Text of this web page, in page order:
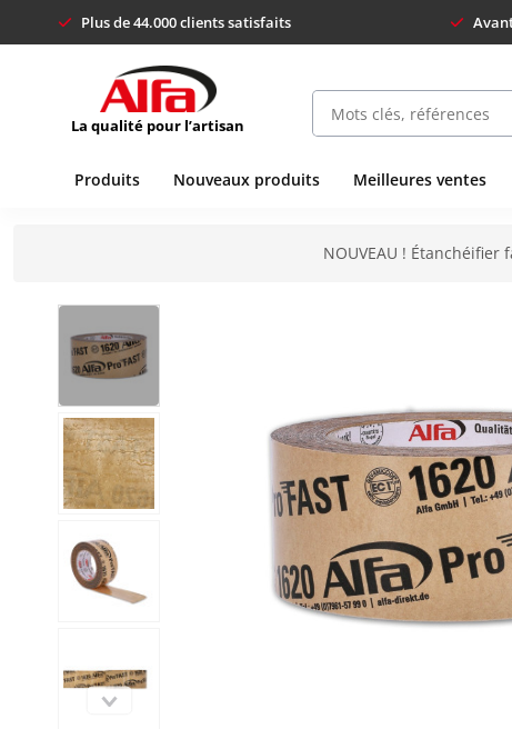
Plus de 44.000 clients satisfaits
La qualité pour l’artisan
Produits Nouveaux produits Meilleures ventes
NOUVEAU ! Étanchéifier